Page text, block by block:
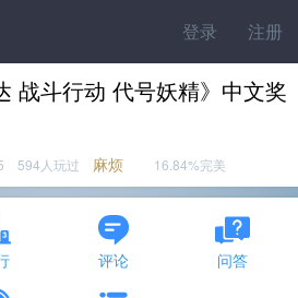
登录 注册
战斗行动 代号妖精》中文奖
594人玩过 麻烦 16.84%完美
评论 问答